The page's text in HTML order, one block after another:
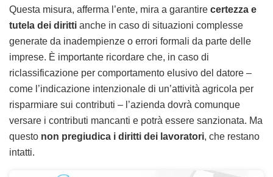
Questa misura, afferma l’ente, mira a garantire certezza e
tutela dei diritti anche in caso di situazioni complesse
generate da inadempienze o errori formali da parte delle
imprese. È importante ricordare che, in caso di
riclassificazione per comportamento elusivo del datore –
come l’indicazione intenzionale di un’attività agricola per
risparmiare sui contributi – l’azienda dovrà comunque
versare i contributi mancanti e potrà essere sanzionata. Ma
questo non pregiudica i diritti dei lavoratori, che restano
intatti.